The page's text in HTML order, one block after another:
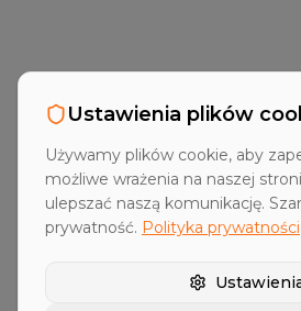
FAQ
Najczęstsze
Ustawienia plików
Używamy plików cookie, aby
możliwe wrażenia na naszej
ulepszać naszą komunikację.
prywatność. Polityka prywatności